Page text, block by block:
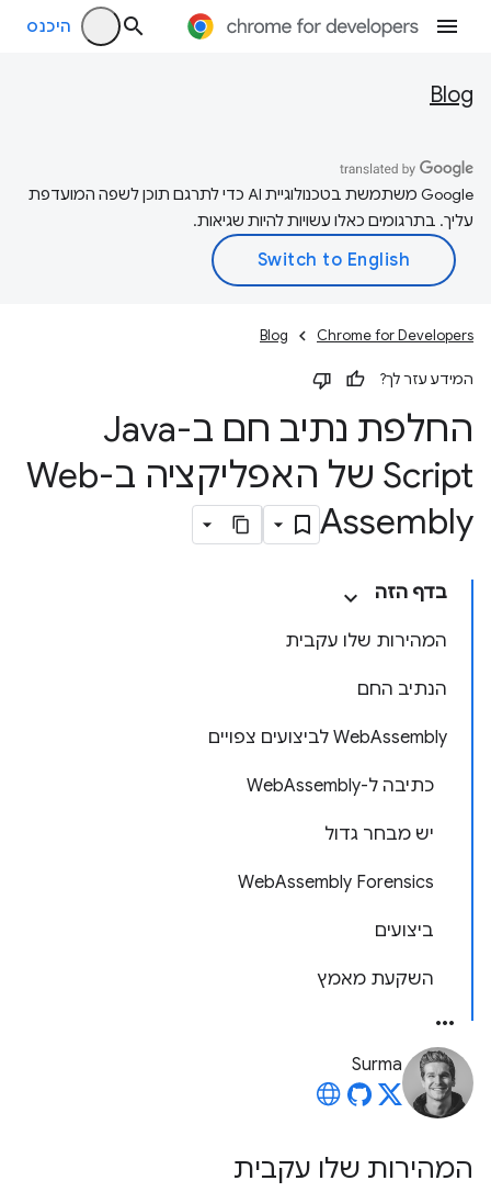
היכנס
Blog
‫Google משתמשת בטכנולוגיית AI כדי לתרגם תוכן לשפה המועדפת
עליך. בתרגומים כאלו עשויות להיות שגיאות.
Chrome for Developers
Blog
המידע עזר לך?
החלפת נתיב חם ב-Java
Script של האפליקציה ב-Web
Assembly
בדף הזה
המהירות שלו עקבית
הנתיב החם
WebAssembly לביצועים צפויים
כתיבה ל-WebAssembly
יש מבחר גדול
WebAssembly Forensics
ביצועים
השקעת מאמץ
Surma
המהירות שלו עקבית